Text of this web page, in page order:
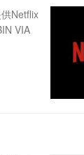
Netflix
VIA